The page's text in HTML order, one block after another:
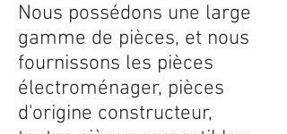
Nous possédons une large
gamme de pièces, et nous
fournissons les pièces
électroménager, pièces
d'origine constructeur,